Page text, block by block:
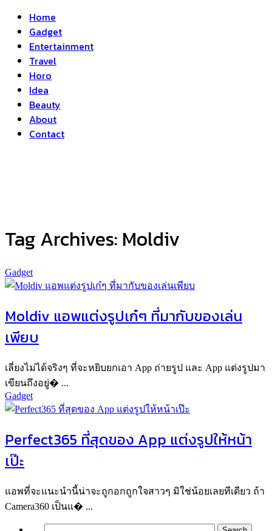
Home
Gadget
Entertainment
Travel
Horo
Idea
Beauty
About
Contact
Tag Archives: Moldiv
Gadget
Moldiv แอพแต่งรูปเก๋ๆ ที่มากับของเล่น
เพียบ
เลี่ยงไม่ได้จริงๆ ที่จะหยิบยกเอา App ถ่ายรูป และ App แต่งรูปมา
เขียนถึงอยู่� ...
Gadget
Perfect365 ที่สุดของ App แต่งรูปให้หน้า
เป๊ะ
แอพที่จะแนะนำนี้น่าจะถูกอกถูกใจสาวๆ มิใช่น้อยเลยทีเดียว ถ้า
Camera360 เป็นแ� ...